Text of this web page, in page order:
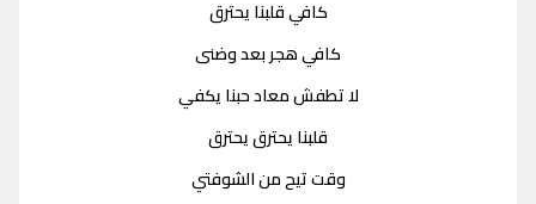
كافي قلبنا يحترق
كافي هجر بعد وضنى
لا تطفش معاد حبنا يكفي
قلبنا يحترق يحترق
وقت تيح من الشوفتي